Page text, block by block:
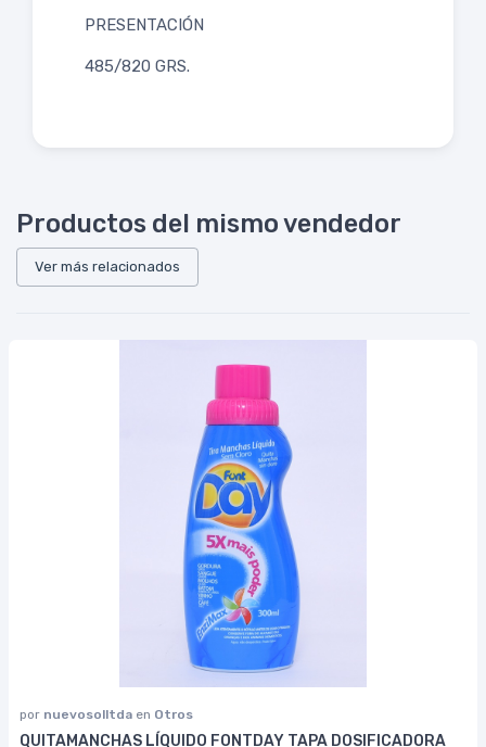
PRESENTACIÓN
485/820 GRS.
Productos del mismo vendedor
Ver más relacionados
por nuevosolltda en Otros
QUITAMANCHAS LÍQUIDO FONTDAY TAPA DOSIFICADORA